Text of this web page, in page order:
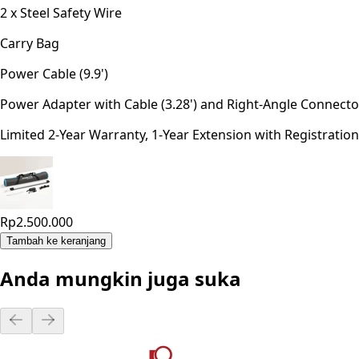
2 x Steel Safety Wire
Carry Bag
Power Cable (9.9')
Power Adapter with Cable (3.28') and Right-Angle
Limited 2-Year Warranty, 1-Year Extension with Registration
Rp2.500.000
Tambah ke keranjang
Anda mungkin juga suka